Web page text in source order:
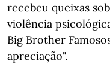
recebeu queixas
violência
Big Brother
apreciação".